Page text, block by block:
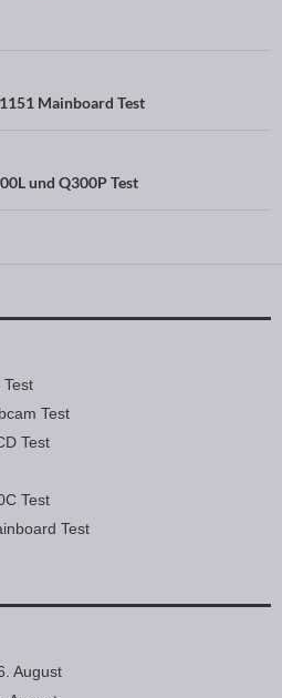
Mainboard Test
und Q300P Test
Test
Test
Test
Test
August